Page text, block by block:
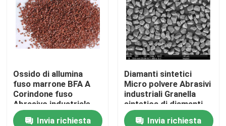
Visita alla fabbrica
Controllo della qualità
Contattaci
Chiedi un preventivo
Ossido di allumina
fuso marrone BFA A
Corindone fuso
Abrasivo industriale
Invia richiesta
Diamanti sintetici
Micro polvere Abrasivi
industriali Granella
sintetica di diamanti
Invia richiesta